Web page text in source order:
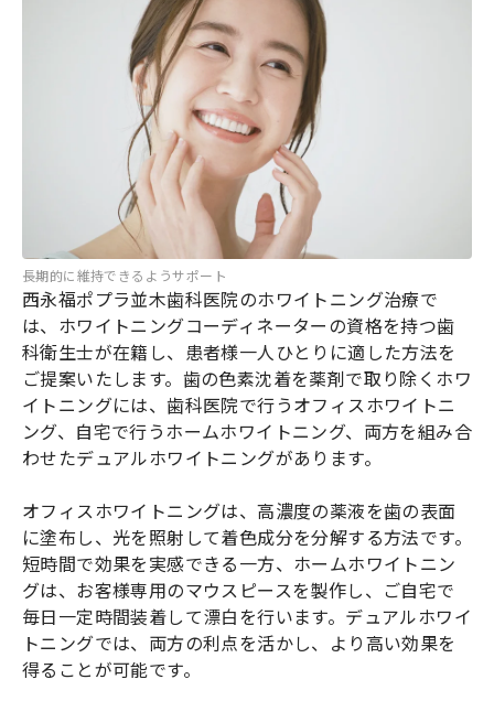
長期的に維持できるようサポート
西永福ポプラ並木歯科医院のホワイトニング治療で
は、ホワイトニングコーディネーターの資格を持つ歯
科衛生士が在籍し、患者様一人ひとりに適した方法を
ご提案いたします。歯の色素沈着を薬剤で取り除くホワ
イトニングには、歯科医院で行うオフィスホワイトニ
ング、自宅で行うホームホワイトニング、両方を組み合
わせたデュアルホワイトニングがあります。
オフィスホワイトニングは、高濃度の薬液を歯の表面
に塗布し、光を照射して着色成分を分解する方法です。
短時間で効果を実感できる一方、ホームホワイトニン
グは、お客様専用のマウスピースを製作し、ご自宅で
毎日一定時間装着して漂白を行います。デュアルホワイ
トニングでは、両方の利点を活かし、より高い効果を
得ることが可能です。